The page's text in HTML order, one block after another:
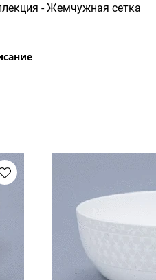
- Жемчужная сетка